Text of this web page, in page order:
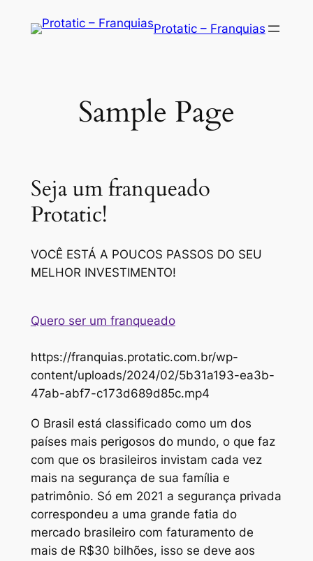
Protatic – Franquias
Sample Page
Seja um franqueado
Protatic!
VOCÊ ESTÁ A POUCOS PASSOS DO SEU
MELHOR INVESTIMENTO!
Quero ser um franqueado
https://franquias.protatic.com.br/wp-
content/uploads/2024/02/5b31a193-ea3b-
47ab-abf7-c173d689d85c.mp4
O Brasil está classificado como um dos
países mais perigosos do mundo, o que faz
com que os brasileiros invistam cada vez
mais na segurança de sua família e
patrimônio. Só em 2021 a segurança privada
correspondeu a uma grande fatia do
mercado brasileiro com faturamento de
mais de R$30 bilhões, isso se deve aos